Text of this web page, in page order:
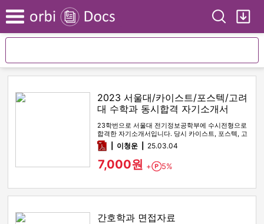
Menu Search
2023 서울대/카이스트/포스텍/고려
대 수학과 동시합격 자기소개서
23학번으로 서울대 전기정보공학부에 수시전형으로
합격한 자기소개서입니다. 당시 카이스트, 포스텍, 고
려대 수학과에도 전부 최…
pdf이청운 25.03.04
7,000원 + Point
5%
간호학과 면접자료